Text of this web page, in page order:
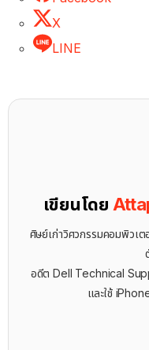
X
LINE
เขียนโดย
ศิษย์เก่าวิศวกรรมคอมพิว
อดีต Dell Technical
และใช้